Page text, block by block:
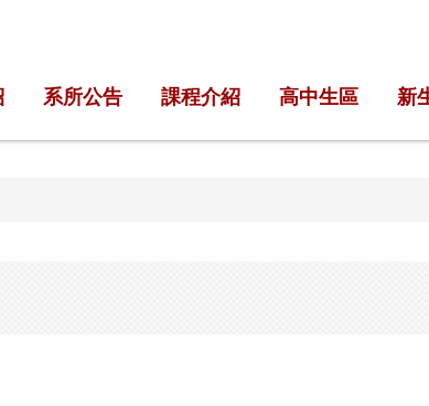
系所公告 課程介紹 高中生區 新